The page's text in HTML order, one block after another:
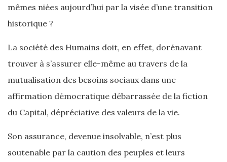
mêmes niées aujourd’hui par la visée d’une transition
historique ?
La société des Humains doit, en effet, dorénavant
trouver à s’assurer elle-même au travers de la
mutualisation des besoins sociaux dans une
affirmation démocratique débarrassée de la fiction
du Capital, dépréciative des valeurs de la vie.
Son assurance, devenue insolvable, n’est plus
soutenable par la caution des peuples et leurs